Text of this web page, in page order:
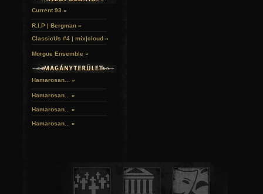
Current 93 »
R.I.P | Bergman »
ClassicUs #4 | mix|cloud »
Morgue Ensemble »
Hamarosan... »
Hamarosan... »
Hamarosan... »
Hamarosan... »